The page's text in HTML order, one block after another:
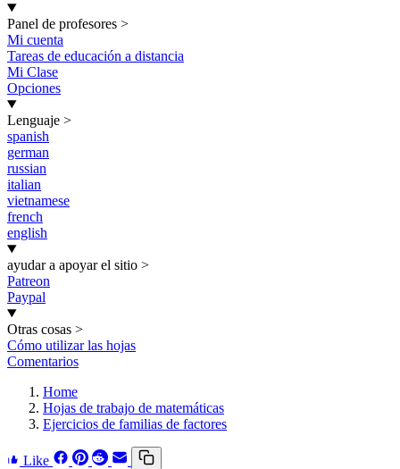
Panel de profesores >
Mi cuenta
Tareas de educación a distancia
Mi Clase
Opciones
Lenguaje >
spanish
german
russian
italian
vietnamese
french
english
ayudar a apoyar el sitio >
Patreon
Paypal
Otras cosas >
Cómo utilizar las hojas
Comentarios
Home
Hojas de trabajo de matemáticas
Ejercicios de familias de factores
Like